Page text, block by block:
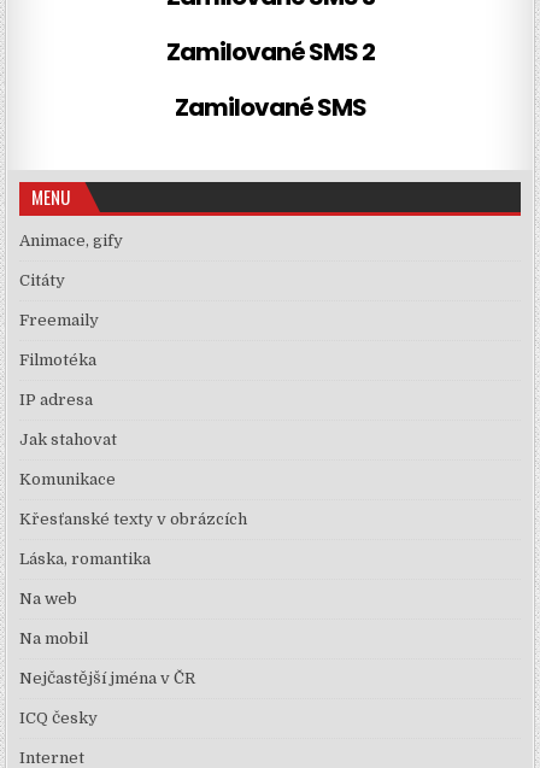
Zamilované SMS 2
Zamilované SMS
MENU
Animace, gify
Citáty
Freemaily
Filmotéka
IP adresa
Jak stahovat
Komunikace
Křesťanské texty v obrázcích
Láska, romantika
Na web
Na mobil
Nejčastější jména v ČR
ICQ česky
Internet